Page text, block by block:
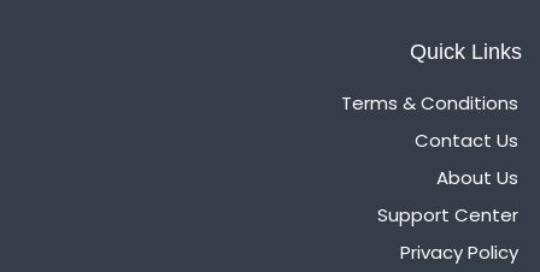
Quick Links
Terms & Conditions
Contact Us
About Us
Support Center
Privacy Policy